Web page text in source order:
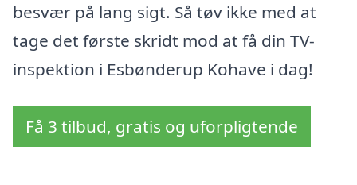
besvær på lang sigt. Så tøv ikke med at
tage det første skridt mod at få din TV-
inspektion i Esbønderup Kohave i dag!
Få 3 tilbud, gratis og uforpligtende